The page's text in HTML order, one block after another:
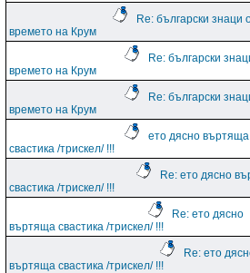
Re: български знаци
времето на Крум
Re: български
времето на Крум
Re: български
времето на Крум
ето дясно въртяща
свастика /трискел/ !!!
Re: ето дясно
свастика /трискел/ !!!
Re: ето дясно
въртяща свастика /трискел/ !!!
Re: ето
въртяща свастика /трискел/ !!!